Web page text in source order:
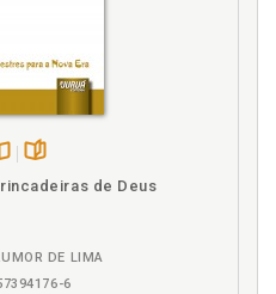
religião na política, p. 51
e siglas, p. 13
páginas
de Deus
DE LIMA
6